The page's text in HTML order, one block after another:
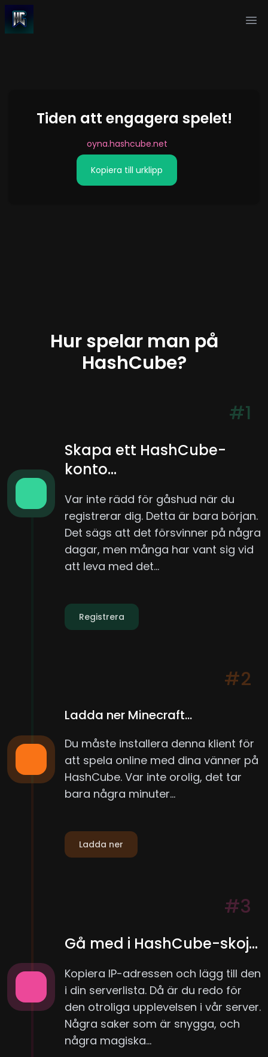
Tiden att engagera spelet!
oyna.hashcube.net
Kopiera till urklipp
Hur spelar man på
HashCube?
#1
Skapa ett HashCube-
konto...
Var inte rädd för gåshud när du
registrerar dig. Detta är bara början.
Det sägs att det försvinner på några
dagar, men många har vant sig vid
att leva med det...
Registrera
#2
Ladda ner Minecraft...
Du måste installera denna klient för
att spela online med dina vänner på
HashCube. Var inte orolig, det tar
bara några minuter...
Ladda ner
#3
Gå med i HashCube-skoj...
Kopiera IP-adressen och lägg till den
i din serverlista. Då är du redo för
den otroliga upplevelsen i vår server.
Några saker som är snygga, och
några magiska...